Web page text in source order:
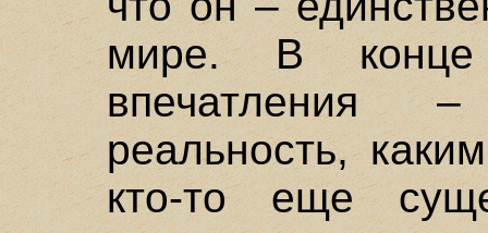
мире. В
впечатления
реальность,
кто-то еще